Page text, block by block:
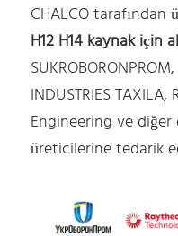
CHALCO
H12 H14 kaynak için
INDUSTRIES
Engineering ve
üreticilerine tedarik